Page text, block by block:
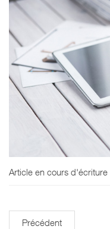
Article en cours d'écriture ..
Précédent